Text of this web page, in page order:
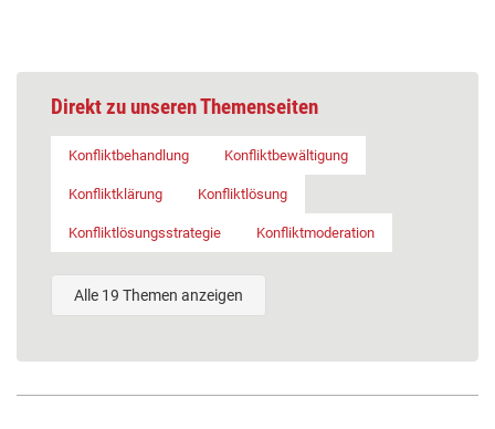
Direkt zu unseren Themenseiten
Konfliktbehandlung Konfliktbewältigung
Konfliktklärung Konfliktlösung
Konfliktlösungsstrategie Konfliktmoderation
Alle 19 Themen anzeigen